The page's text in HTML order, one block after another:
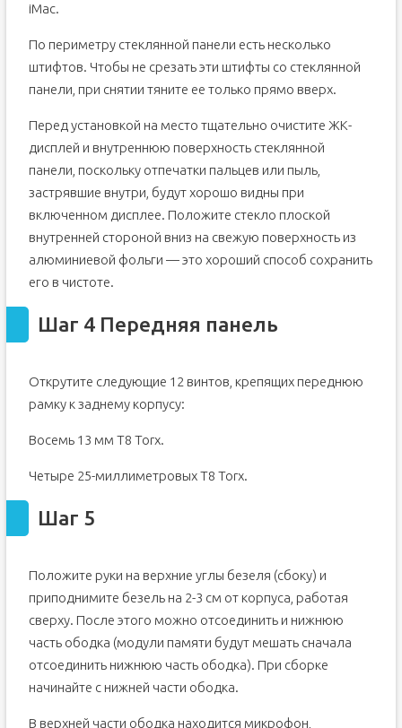
iMac.
По периметру стеклянной панели есть несколько
штифтов. Чтобы не срезать эти штифты со стеклянной
панели, при снятии тяните ее только прямо вверх.
Перед установкой на место тщательно очистите ЖК-
дисплей и внутреннюю поверхность стеклянной
панели, поскольку отпечатки пальцев или пыль,
застрявшие внутри, будут хорошо видны при
включенном дисплее. Положите стекло плоской
внутренней стороной вниз на свежую поверхность из
алюминиевой фольги — это хороший способ сохранить
его в чистоте.
Шаг 4 Передняя панель
Открутите следующие 12 винтов, крепящих переднюю
рамку к заднему корпусу:
Восемь 13 мм T8 Torx.
Четыре 25-миллиметровых T8 Torx.
Шаг 5
Положите руки на верхние углы безеля (сбоку) и
приподнимите безель на 2-3 см от корпуса, работая
сверху. После этого можно отсоединить и нижнюю
часть ободка (модули памяти будут мешать сначала
отсоединить нижнюю часть ободка). При сборке
начинайте с нижней части ободка.
В верхней части ободка находится микрофон,